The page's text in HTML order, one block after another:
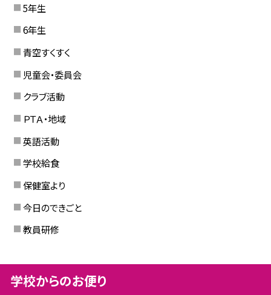
5年生
6年生
青空すくすく
児童会・委員会
クラブ活動
ＰＴＡ・地域
英語活動
学校給食
保健室より
今日のできごと
教員研修
学校からのお便り